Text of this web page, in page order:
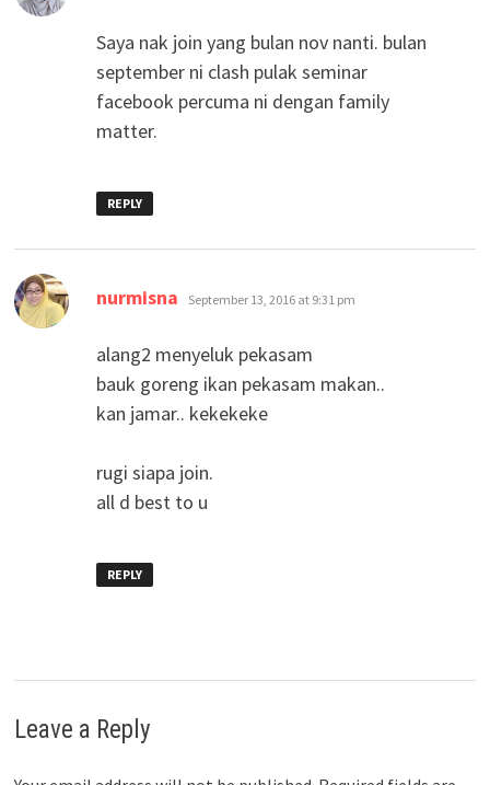
Saya nak join yang bulan nov nanti. bulan
september ni clash pulak seminar
facebook percuma ni dengan family
matter.
REPLY
nurmisna says:
September 13, 2016 at 9:31 pm
alang2 menyeluk pekasam
bauk goreng ikan pekasam makan..
kan jamar.. kekekeke
rugi siapa join.
all d best to u
REPLY
Leave a Reply